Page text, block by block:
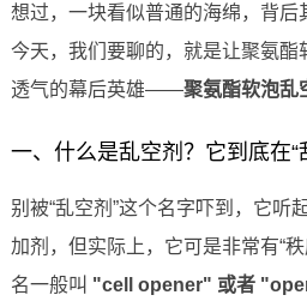
想过，一块看似普通的海绵，背后
今天，我们要聊的，就是让聚氨酯
透气的幕后英雄——聚氨酯软泡乱
一、什么是乱空剂？它到底在“
别被“乱空剂”这个名字吓到，它听
加剂，但实际上，它可是非常有“
名一般叫 "cell opener" 或者